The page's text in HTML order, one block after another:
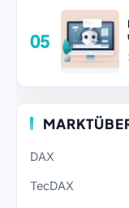
05
DAX
TecDAX